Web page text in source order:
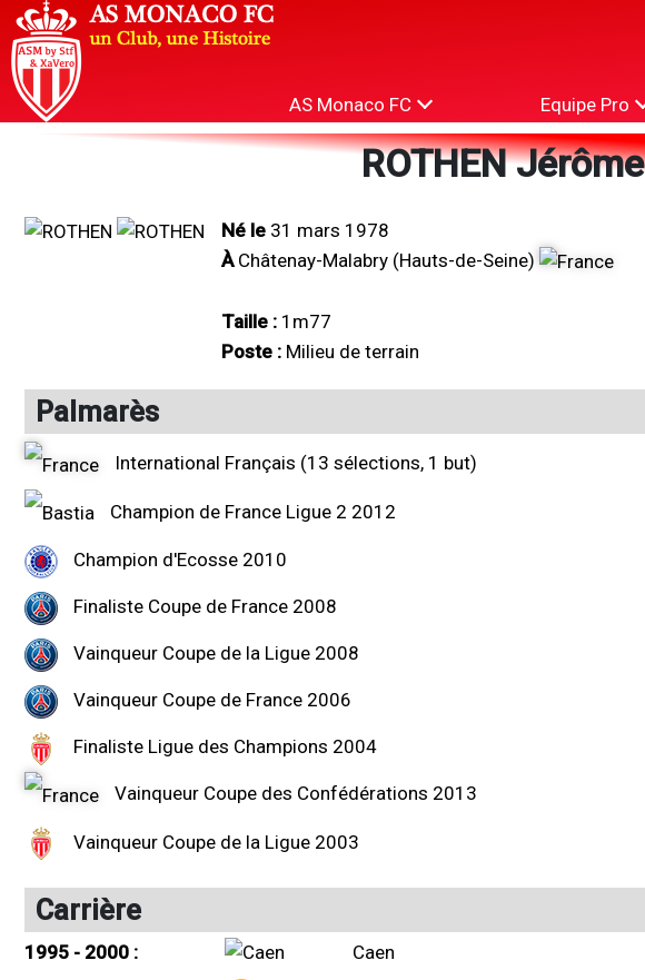
AS Monaco FC Equipe Pro
ROTHEN Jérôme
Né le 31 mars 1978
ÀChâtenay-Malabry (Hauts-de-Seine)
Taille : 1m77
Poste : Milieu de terrain
Palmarès
International Français (13 sélections, 1 but)
Champion de France Ligue 2 2012
Champion d'Ecosse 2010
Finaliste Coupe de France 2008
Vainqueur Coupe de la Ligue 2008
Vainqueur Coupe de France 2006
Finaliste Ligue des Champions 2004
Vainqueur Coupe des Confédérations 2013
Vainqueur Coupe de la Ligue 2003
Carrière
1995 - 2000 :
Caen